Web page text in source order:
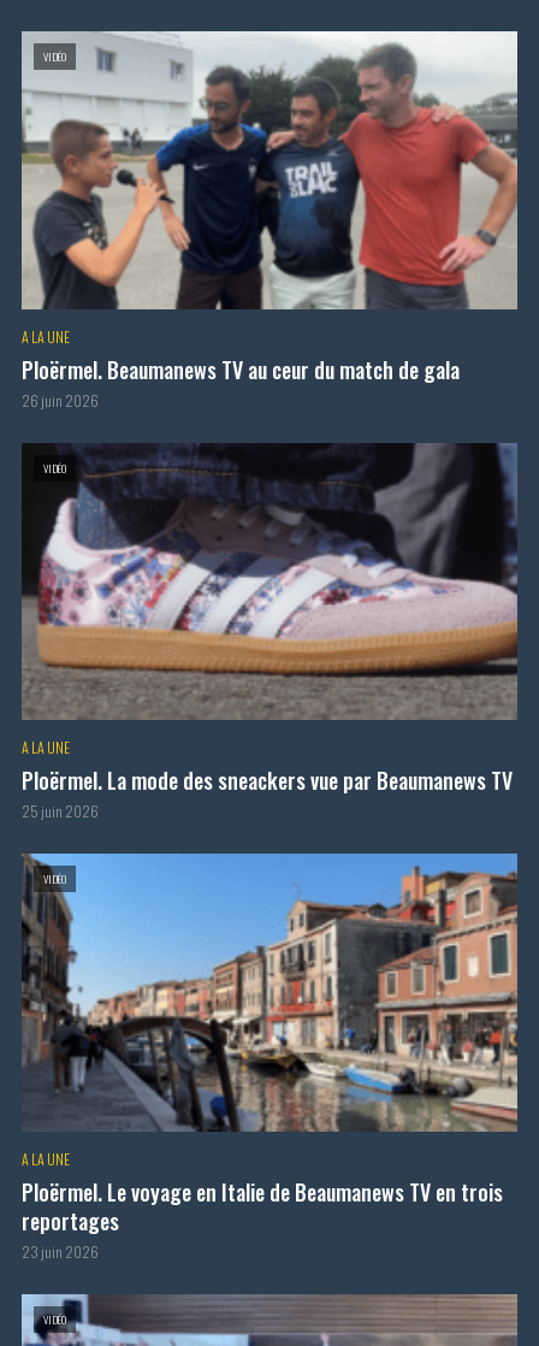
VIDÉO
A LA UNE
Ploërmel. Beaumanews TV au ceur du match de gala
26 juin 2026
VIDÉO
A LA UNE
Ploërmel. La mode des sneackers vue par Beaumanews TV
25 juin 2026
VIDÉO
A LA UNE
Ploërmel. Le voyage en Italie de Beaumanews TV en trois
reportages
23 juin 2026
VIDÉO